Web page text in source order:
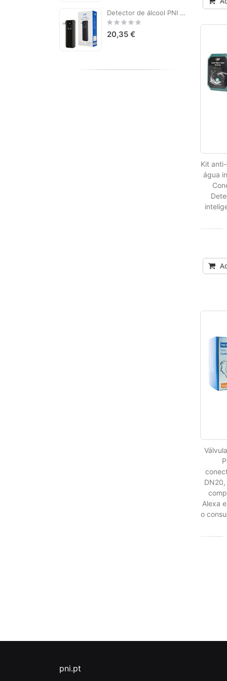
Kit
água
Alexa
o
Detector de álcool PNI AT188 com tela LCD, alarme sonoro e leve
Rating:
20,35 €
pni.pt